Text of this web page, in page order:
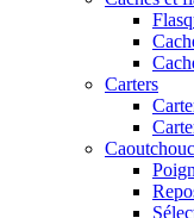
Carters